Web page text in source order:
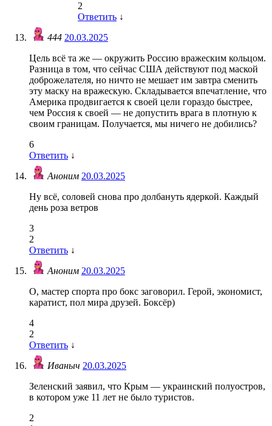
2
Ответить ↓
444 20.03.2025
Цель всё та же — окружить Россию вражеским кольцом.
Разница в том, что сейчас США действуют под маской
доброжелателя, но ничто не мешает им завтра сменить
эту маску на вражескую. Складывается впечатление, что
Америка продвигается к своей цели гораздо быстрее,
чем Россия к своей — не допустить врага в плотную к
своим границам. Получается, мы ничего не добились?
6
Ответить ↓
Аноним 20.03.2025
Ну всё, соловей снова про долбануть ядеркой. Каждый
день роза ветров
3
2
Ответить ↓
Аноним 20.03.2025
О, мастер спорта про бокс заговорил. Герой, экономист,
каратист, пол мира друзей. Боксёр)
4
2
Ответить ↓
Иваныч 20.03.2025
Зеленский заявил, что Крым — украинский полуостров,
в котором уже 11 лет не было туристов.
2